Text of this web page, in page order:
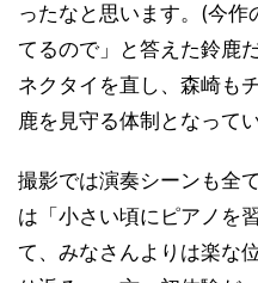
ったなと思います。(今
てるので」と答えた鈴鹿
ネクタイを直し、森崎も
鹿を見守る体制となってい
撮影では演奏シーンも全
は「小さい頃にピアノを
て、みなさんよりは楽な